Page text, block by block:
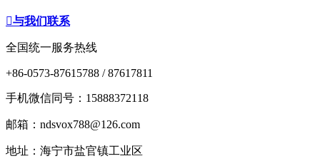
与我们联系
全国统一服务热线
+86-0573-87615788 / 87617811
手机微信同号：15888372118
邮箱：ndsvox788@126.com
地址：海宁市盐官镇工业区